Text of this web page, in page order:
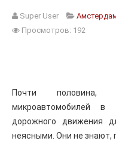
Super User
Просмотров: 192
Почти половина,
микроавтомобилей в
дорожного движения
неясными. Они не знают,